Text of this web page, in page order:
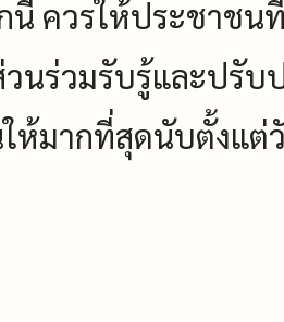
นี้ ควรให้ประชาชน
นร่วมรับรู้และปรับ
ห้มากที่สุดนับตั้งแต่